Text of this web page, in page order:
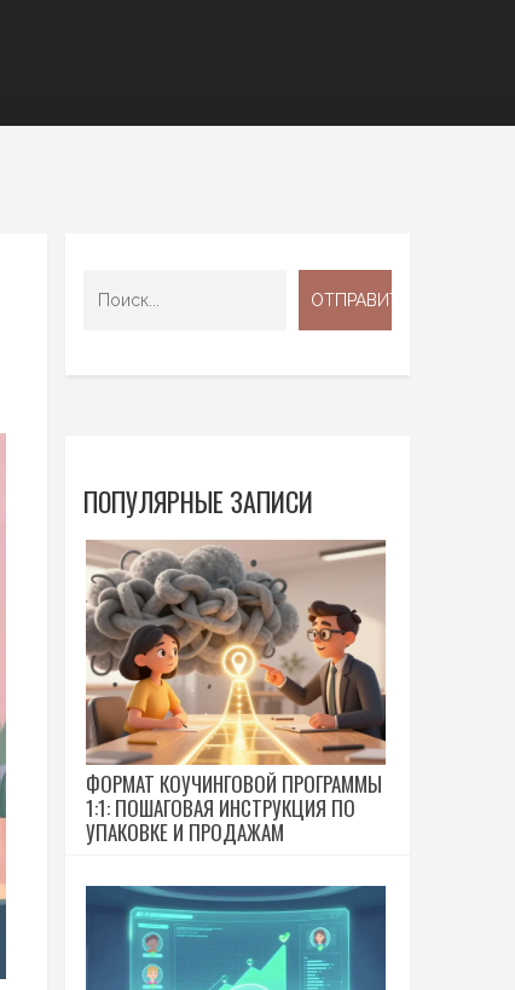
ПОПУЛЯРНЫЕ ЗАПИСИ
ФОРМАТ КОУЧИНГОВОЙ ПРОГРАММЫ
1:1: ПОШАГОВАЯ ИНСТРУКЦИЯ ПО
УПАКОВКЕ И ПРОДАЖАМ